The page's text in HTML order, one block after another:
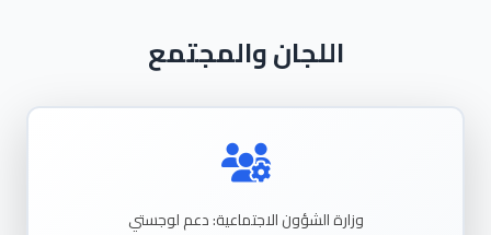
اللجان والمجتمع
وزارةالشؤونالاجتماعية: دعملوجستي